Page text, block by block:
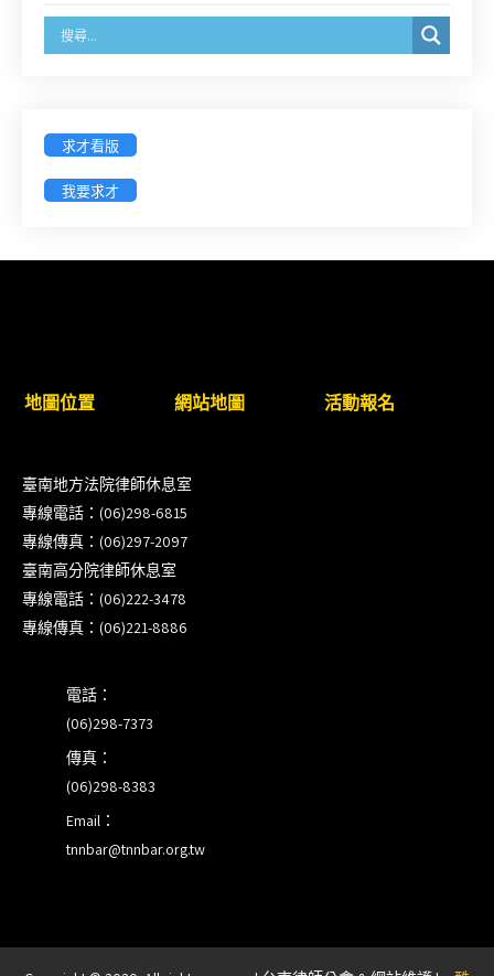
之分公司及商業應參加「勞動權益講習」
戳為憑)】
徵詢有意願擔任臺南市115年度國民中小學法治教育
衛」課程(8/12前向本會報名,實體)
8/22~23「平反再導航:2026台灣冤平反協會年度論
壇｣
【重要公告】115年職場霸凌調查專業人才(律師)培
訓課程（雲嘉南場）錄取通知已發送
本會訂於115年8月15日(六)上午舉辦「使用AI如何幫
前報名，實體+線上併行)
求才看版
我要求才
地圖位置 網站地圖 活動報名
臺南地方法院律師休息室
專線電話：(06)298-6815
專線傳真：(06)297-2097
臺南高分院律師休息室
專線電話：(06)222-3478
專線傳真：(06)221-8886
電話：
(06)298-7373
傳真：
(06)298-8383
Email：
tnnbar@tnnbar.org.tw